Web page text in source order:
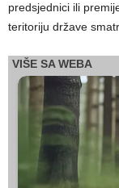
predsjednici ili
teritoriju države